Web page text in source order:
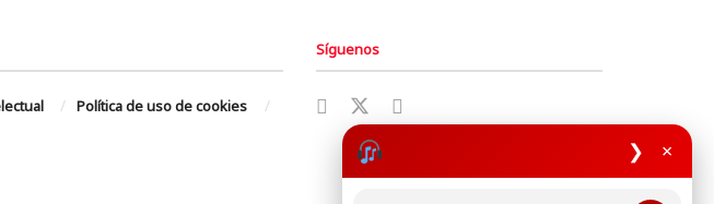
❯ ×
Política de uso de cookies
Síguenos